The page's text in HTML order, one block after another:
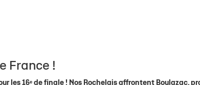
France !
les 16ᵉ de finale ! Nos Rochelais affrontent Boulazac,